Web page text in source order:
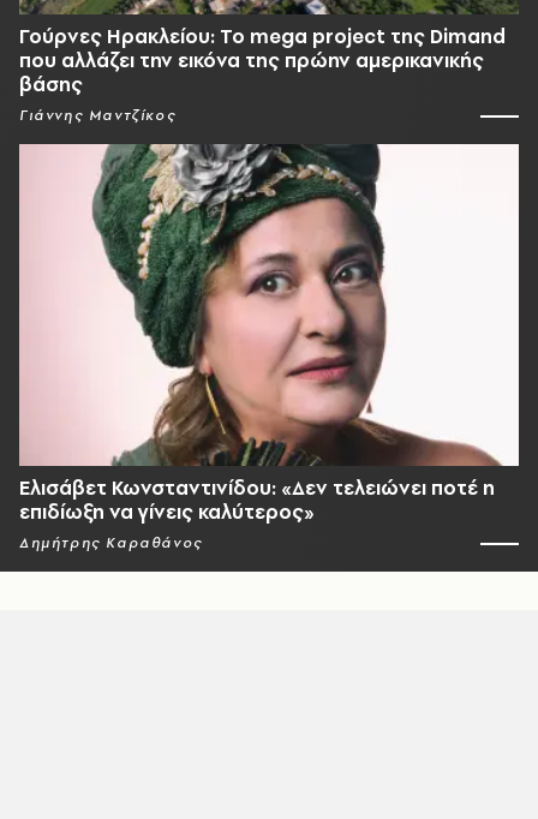
Γούρνες Ηρακλείου: To mega project της Dimand
που αλλάζει την εικόνα της πρώην αμερικανικής
βάσης
Γιάννης Μαντζίκος
Ελισάβετ Κωνσταντινίδου: «Δεν τελειώνει ποτέ η
επιδίωξη να γίνεις καλύτερος»
Δημήτρης Καραθάνος